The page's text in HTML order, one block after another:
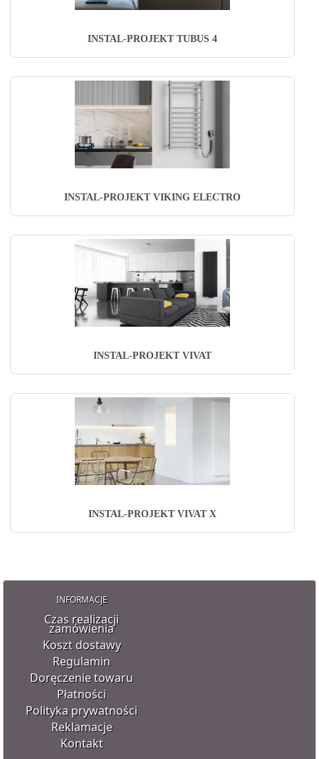
INSTAL-PROJEKT TUBUS 4
INSTAL-PROJEKT VIKING ELECTRO
INSTAL-PROJEKT VIVAT
INSTAL-PROJEKT VIVAT X
INFORMACJE
Czas realizacji
zamówienia
Koszt dostawy
Regulamin
Doręczenie towaru
Płatności
Polityka prywatności
Reklamacje
Kontakt